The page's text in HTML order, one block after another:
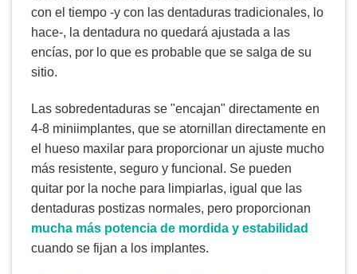
con el tiempo -y con las dentaduras tradicionales, lo
hace-, la dentadura no quedará ajustada a las
encías, por lo que es probable que se salga de su
sitio.
Las sobredentaduras se "encajan" directamente en
4-8 miniimplantes, que se atornillan directamente en
el hueso maxilar para proporcionar un ajuste mucho
más resistente, seguro y funcional. Se pueden
quitar por la noche para limpiarlas, igual que las
dentaduras postizas normales, pero proporcionan
mucha más potencia de mordida y estabilidad
cuando se fijan a los implantes.